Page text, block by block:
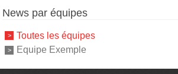
News par équipes
Toutes les équipes
Equipe Exemple